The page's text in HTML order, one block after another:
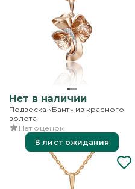
Нет в наличии
Подвеска «Бант» из красного
золота
Нет оценок
В лист ожидания